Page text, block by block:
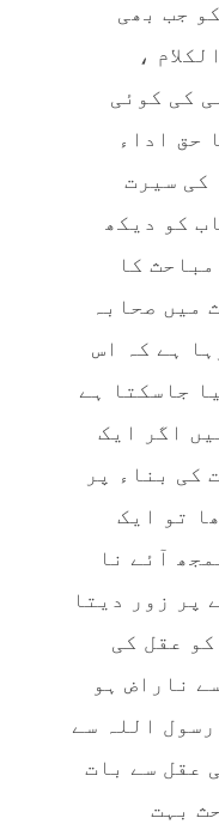
جب بھی
،
کی کوئی
حق اداء
کی سیرت
کو دیکھ
کا
میں صحابہ
ہے کہ اس
جاسکتا ہے
اگر ایک
کی بناء پر
تو ایک
آئے نا
پر زور دیتا
عقل کی
ناراض ہو
اللہ سے
عقل سے بات
بہت